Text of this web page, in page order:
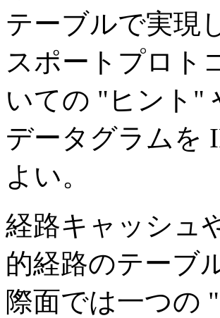
テーブルで実現
スポートプロト
いての "ヒント"
データグラムを
よい。
経路キャッシュ
的経路のテーブ
際面では一つの